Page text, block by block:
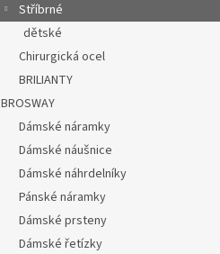
Stříbrné
dětské
Chirurgická ocel
BRILIANTY
BROSWAY
Dámské náramky
Dámské náušnice
Dámské náhrdelníky
Pánské náramky
Dámské prsteny
Dámské řetízky